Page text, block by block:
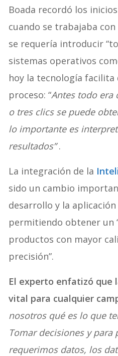
Boada recordó los
cuando se trabajaba con
se requería introducir
sistemas operativos
hoy la tecnología
proceso: “Antes todo era
o tres clics se puede
lo importante es
resultados”.
La integración de la
sido un cambio
desarrollo y la
permitiendo obtener un
productos con mayor
precisión”.
El experto enfatizó que
vital para cualquier
nosotros qué es lo que
Tomar decisiones y
requerimos datos, los